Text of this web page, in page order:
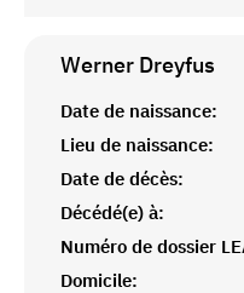
Werner Dreyfus
Date de naissance:
Lieu de naissance:
Date de décès:
Décédé(e) à:
Numéro de dossier
Domicile: